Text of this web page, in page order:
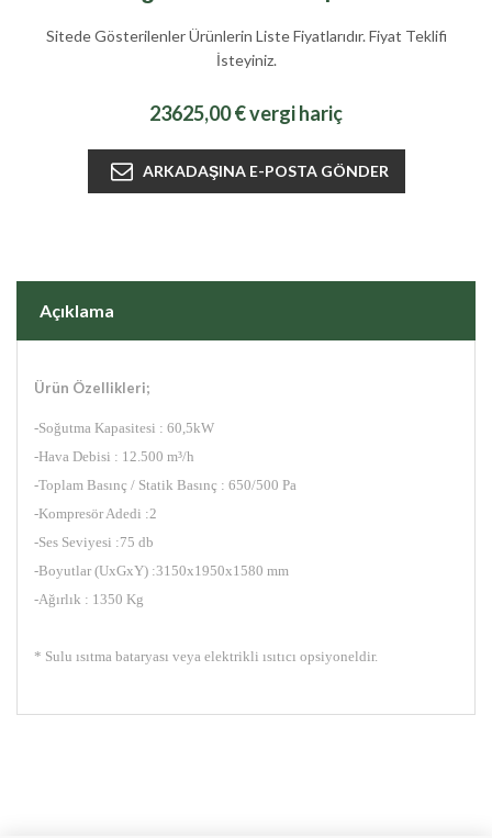
Sitede Gösterilenler Ürünlerin Liste Fiyatlarıdır. Fiyat Teklifi
İsteyiniz.
23625,00 € vergi hariç
Açıklama
Ürün Özellikleri;
-Soğutma Kapasitesi : 60,5kW
-Hava Debisi : 12.500 m³/h
-Toplam Basınç / Statik Basınç : 650/500 Pa
-Kompresör Adedi :2
-Ses Seviyesi :75 db
-Boyutlar (UxGxY) :3150x1950x1580 mm
-Ağırlık : 1350 Kg
* Sulu ısıtma bataryası veya elektrikli ısıtıcı opsiyoneldir.